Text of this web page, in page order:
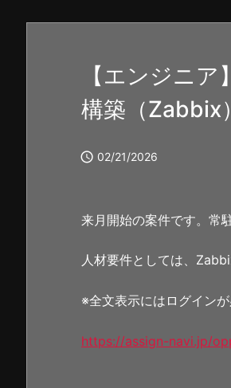
【エンジニ
構築（Zabbix）
 02/21/2026
来月開始の案件です。常
人材要件としては、
※全文表示にはログインが
https://assign-navi.jp/